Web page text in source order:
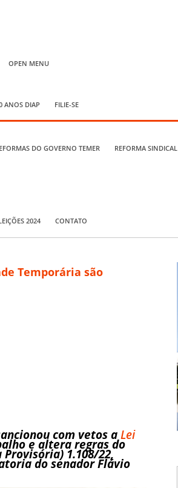
OPEN MENU
ANOS DIAP FILIE-SE
DO GOVERNO TEMER REFORMA SINDICAL
2024 CONTATO
Temporária são
com vetos a Lei
e altera regras do
1.108/22,
do senador Flávio